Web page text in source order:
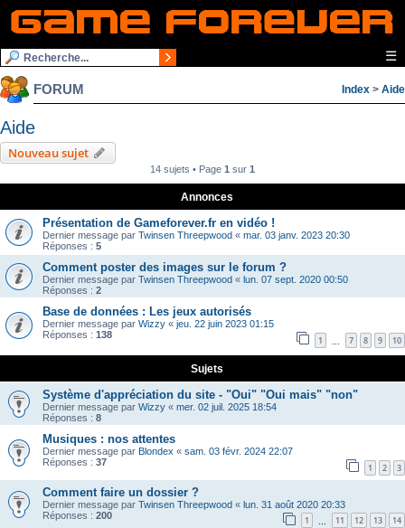
☰
FORUM Index > Aide
Aide
Nouveau sujet
14 sujets • Page 1 sur 1
Annonces
Présentation de Gameforever.fr en vidéo !
Dernier message par Twinsen Threepwood « mar. 03 janv. 2023 20:30
Réponses : 5
Comment poster des images sur le forum ?
Dernier message par Twinsen Threepwood « lun. 07 sept. 2020 00:50
Réponses : 2
Base de données : Les jeux autorisés
Dernier message par Wizzy « jeu. 22 juin 2023 01:15
Réponses : 138 1 7 8 9 10
Sujets
Système d'appréciation du site - "Oui" "Oui mais" "non"
Dernier message par Wizzy « mer. 02 juil. 2025 18:54
Réponses : 8
Musiques : nos attentes
Dernier message par Blondex « sam. 03 févr. 2024 22:07
Réponses : 37 1 2 3
Comment faire un dossier ?
Dernier message par Twinsen Threepwood « lun. 31 août 2020 20:33
Réponses : 200 1 11 12 13 14